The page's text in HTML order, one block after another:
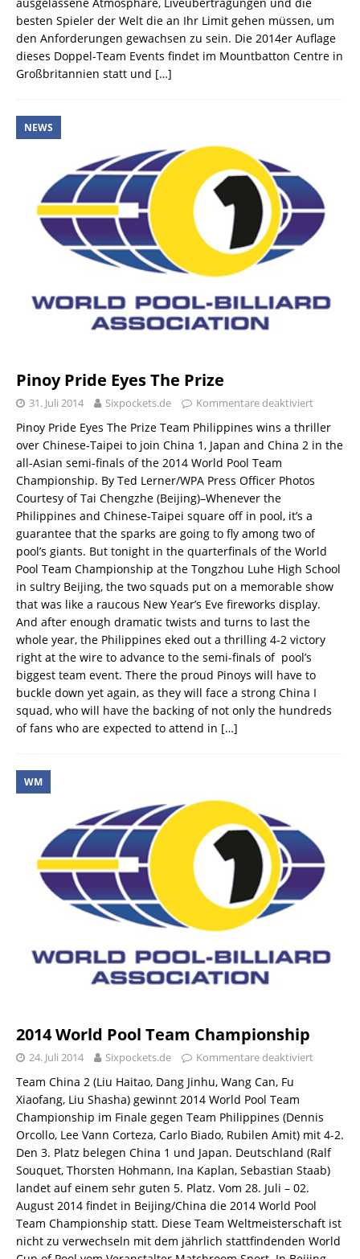
ausgelassene Atmosphäre, Liveübertragungen und die
besten Spieler der Welt die an Ihr Limit gehen müssen, um
den Anforderungen gewachsen zu sein. Die 2014er Auflage
dieses Doppel-Team Events findet im Mountbatton Centre in
Großbritannien statt und […]
NEWS
Pinoy Pride Eyes The Prize
31. Juli 2014 Sixpockets.de Kommentare deaktiviert
Pinoy Pride Eyes The Prize Team Philippines wins a thriller
over Chinese-Taipei to join China 1, Japan and China 2 in the
all-Asian semi-finals of the 2014 World Pool Team
Championship. By Ted Lerner/WPA Press Officer Photos
Courtesy of Tai Chengzhe (Beijing)–Whenever the
Philippines and Chinese-Taipei square off in pool, it’s a
guarantee that the sparks are going to fly among two of
pool’s giants. But tonight in the quarterfinals of the World
Pool Team Championship at the Tongzhou Luhe High School
in sultry Beijing, the two squads put on a memorable show
that was like a raucous New Year’s Eve fireworks display.
And after enough dramatic twists and turns to last the
whole year, the Philippines eked out a thrilling 4-2 victory
right at the wire to advance to the semi-finals of pool’s
biggest team event. There the proud Pinoys will have to
buckle down yet again, as they will face a strong China I
squad, who will have the backing of not only the hundreds
of fans who are expected to attend in […]
WM
2014 World Pool Team Championship
24. Juli 2014 Sixpockets.de Kommentare deaktiviert
Team China 2 (Liu Haitao, Dang Jinhu, Wang Can, Fu
Xiaofang, Liu Shasha) gewinnt 2014 World Pool Team
Championship im Finale gegen Team Philippines (Dennis
Orcollo, Lee Vann Corteza, Carlo Biado, Rubilen Amit) mit 4-2.
Den 3. Platz belegen China 1 und Japan. Deutschland (Ralf
Souquet, Thorsten Hohmann, Ina Kaplan, Sebastian Staab)
landet auf einem sehr guten 5. Platz. Vom 28. Juli – 02.
August 2014 findet in Beijing/China die 2014 World Pool
Team Championship statt. Diese Team Weltmeisterschaft ist
nicht zu verwechseln mit dem jährlich stattfindenden World